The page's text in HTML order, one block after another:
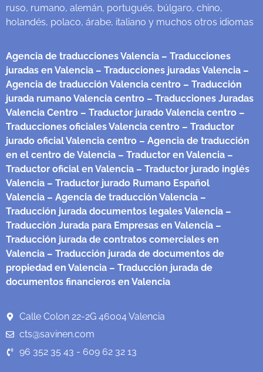
ruso, rumano, alemán, portugués, búlgaro, chino,
holandés, polaco, árabe, italiano y muchos otros idiomas
Agencia de traducciones Valencia – Traducciones
juradas en Valencia – Traducciones juradas Valencia –
Agencia de traducción Valencia centro – Traducción
jurada rumano Valencia centro – Traducciones Juradas
Valencia Centro – Traductor jurado Valencia centro –
Traducciones oficiales Valencia centro – Traductor
jurado oficial Valencia centro – Agencia de traducción
en el centro de Valencia – Traductor en Valencia –
Traductor oficial en Valencia – Traductor jurado inglés
Valencia – Traductor jurado Rumano Español
Valencia – Agencia de traducción Valencia –
Traducción jurada documentos legales Valencia –
Traducción Jurada para Empresas en Valencia –
Traducción jurada de contratos comerciales en
Valencia – Traducción jurada de documentos de
propiedad en Valencia – Traducción jurada de
documentos financieros en Valencia
Calle Colon 22-2G 46004 Valencia
cts@savinen.com
96 352 35 43 - 609 62 32 13